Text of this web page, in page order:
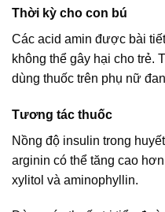
Thời kỳ cho con bú
Các acid amin được bài
không thể gây hại cho trẻ.
dùng thuốc trên phụ nữ
Tương tác thuốc
Nồng độ insulin trong
arginin có thể tăng cao
xylitol và aminophyllin.